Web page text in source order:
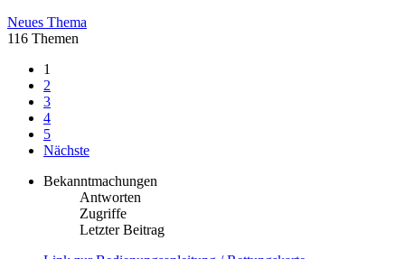
Neues Thema
116 Themen
1
2
3
4
5
Nächste
Bekanntmachungen
Antworten
Zugriffe
Letzter Beitrag